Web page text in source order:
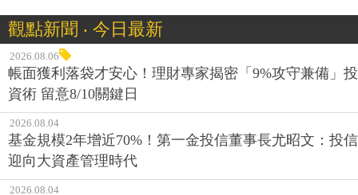
觀點新聞 ‧ 今日最新
2026.08.06
帳面獲利落袋才安心！理財專家揭密「9%攻守兼備」投
資術 留意8/10關鍵日
2026.08.04
基金規模2年增近70%！第一金投信董事長尤昭文：投信
迎向大資產管理時代
2026.08.04